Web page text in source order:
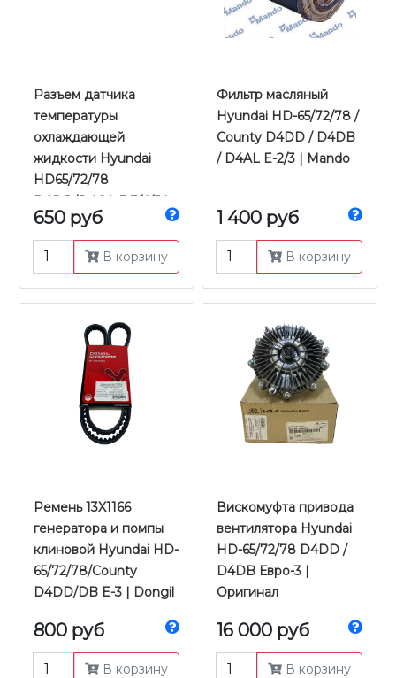
Разъем датчика
температуры
охлаждающей
жидкости Hyundai
HD65/72/78
D4DD/D4GA Е-3/4/5 |
Tyb
650 руб
В корзину
Фильтр масляный
Hyundai HD-65/72/78 /
County D4DD / D4DB
/ D4AL E-2/3 | Mando
1 400 руб
В корзину
Ремень 13X1166
генератора и помпы
клиновой Hyundai HD-
65/72/78/County
D4DD/DB E-3 | Dongil
800 руб
В корзину
Вискомуфта привода
вентилятора Hyundai
HD-65/72/78 D4DD /
D4DB Евро-3 |
Оригинал
16 000 руб
В корзину